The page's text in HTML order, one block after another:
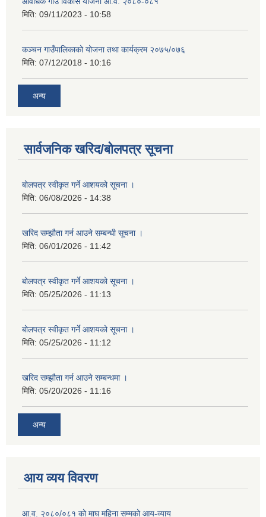
मिति: 09/11/2023 - 10:58
कञ्चन गाउँपालिकाको योजना तथा कार्यक्रम २०७५/०७६
मिति: 07/12/2018 - 10:16
अन्य
सार्वजनिक खरिद/बोलपत्र सूचना
बोलपत्र स्वीकृत गर्ने आशयको सूचना ।
मिति: 06/08/2026 - 14:38
खरिद सम्झौता गर्न आउने सम्बन्धी सूचना ।
मिति: 06/01/2026 - 11:42
बोलपत्र स्वीकृत गर्ने आशयको सूचना ।
मिति: 05/25/2026 - 11:13
बोलपत्र स्वीकृत गर्ने आशयको सूचना ।
मिति: 05/25/2026 - 11:12
खरिद सम्झौता गर्न आउने सम्बन्धमा ।
मिति: 05/20/2026 - 11:16
अन्य
आय व्यय विवरण
आ.व. २०८०/०८१ को माघ महिना सम्मको आय-व्याय